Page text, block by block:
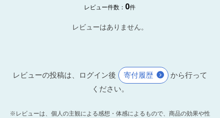
レビュー件数：0件
レビューはありません。
レビューの投稿は、ログイン後 寄付履歴
から行って
ください。
※レビューは、個人の主観による感想・体感によるもので、商品の効果や性